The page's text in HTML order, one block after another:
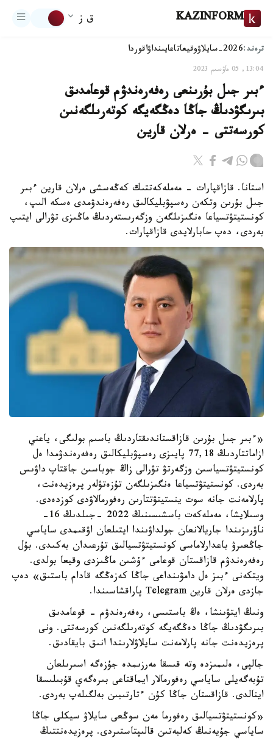
KAZINFORM ق ز
ترەند:2026-سايلاۋ وقيعاتاعايىنداۋاقوردا
13:04, 05 ماۋسىم 2023
ءبىر جىل بۇرىنعى رەفەرەندۋم قوعامدىق
بىرىگۋدىڭ جاڭا دەڭگەيگە كوتەرىلگەنىن
كورسەتتى - ەرلان قارين
استانا. قازاقپارات - مەملەكەتتىك كەڭەسشى ەرلان قارين ءبىر
جىل بۇرىن وتكەن رەسپۋبليكالىق رەفەرەندۋمدى ەسكە الىپ،
كونستيتۋتسياعا ەنگىزىلگەن وزگەرىستەردىڭ ماڭىزى تۋرالى ايتىپ
بەردى، دەپ حابارلايدى قازاقپارات.
«ءبىر جىل بۇرىن قازاقستاندىقتاردىڭ باسىم بولىگى، ياعني
ازاماتتاردىڭ 77,18 پايىزى رەسپۋبليكالىق رەفەرەندۋمدا ەل
كونستيتۋتسياسىن وزگەرتۋ تۋرالى زاڭ جوباسىن جاقتاپ داۋىس
بەردى. كونستيتۋتسياعا ەنگىزىلگەن تۇزەتۋلەر پرەزيدەنت،
پارلامەنت جانە سوت ينستيتۋتتارىن رەفورمالاۋدى كوزدەدى.
وسىلايشا، مەملەكەت باسشىسىنىڭ 2022 -جىلدىڭ 16-
ناۋرىزىندا جاريالانعان جولداۋىندا ايتىلعان اۋقىمدى ساياسي
جاڭعىرۋ باعدارلاماسى كونستيتۋتسيالىق تۇرعىدان بەكىدى. بۇل
رەفەرەندۋم قازاقستان قوعامى ءۇشىن ماڭىزدى وقيعا بولدى.
ويتكەنى ءبىز ەل دامۋىنداعى جاڭا كەزەڭگە قادام باستىق» دەپ
جازدى ەرلان قارين Telegram پاراقشاسىندا.
ونىڭ ايتۋىنشا، ەڭ باستىسى، رەفەرەندۋم - قوعامدىق
بىرىگۋدىڭ جاڭا دەڭگەيگە كوتەرىلگەنىن كورسەتتى. ونى
پرەزيدەنت جانە پارلامەنت سايلاۋلارىندا انىق بايقادىق.
جالپى، ەلىمىزدە وتە قىسقا مەرزىمدە جۇزەگە اسىرىلعان
تۇبەگەيلى ساياسي رەفورمالار ايماقتاعى بىرەگەي قۇبىلىسقا
اينالدى. قازاقستان جاڭا كۇن ءتارتىبىن بەلگىلەپ بەردى.
«كونستيتۋتسيالىق رەفورما مەن سوڭعى سايلاۋ سيكلى جاڭا
ساياسي جۇيەنىڭ كەلبەتىن قالىپتاستىردى. پرەزيدەنتتىڭ